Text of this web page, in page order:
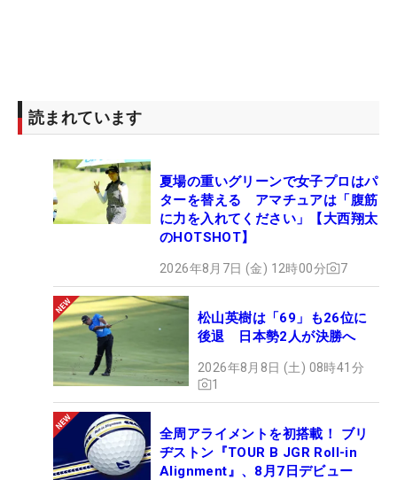
読まれています
夏場の重いグリーンで女子プロはパ
ターを替える アマチュアは「腹筋
に力を入れてください」【大西翔太
のHOTSHOT】
2026年8月7日 (金) 12時00分 7
松山英樹は「69」も26位に
後退 日本勢2人が決勝へ
2026年8月8日 (土) 08時41分
1
全周アライメントを初搭載！ ブリ
ヂストン『TOUR B JGR Roll-in
Alignment』、8月7日デビュー